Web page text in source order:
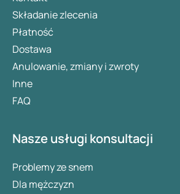
Składanie zlecenia
Płatność
Dostawa
Anulowanie, zmiany i zwroty
Inne
FAQ
Nasze usługi konsultacji
Problemy ze snem
Dla mężczyzn